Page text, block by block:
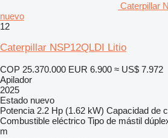
Caterpillar
nuevo
12
Caterpillar NSP12QLDI Litio
COP 25.370.000 EUR 6.900 ≈ US$ 7.972
Apilador
2025
Estado nuevo
Potencia 2.2 Hp (1.62 kW) Capacidad de
Combustible eléctrico Tipo de mástil
m